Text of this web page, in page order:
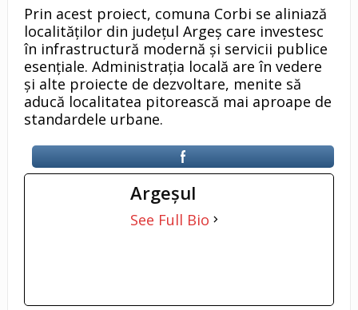
Prin acest proiect, comuna Corbi se aliniază
localităților din județul Argeș care investesc
în infrastructură modernă și servicii publice
esențiale. Administrația locală are în vedere
și alte proiecte de dezvoltare, menite să
aducă localitatea pitorească mai aproape de
standardele urbane.
Argeşul
See Full Bio